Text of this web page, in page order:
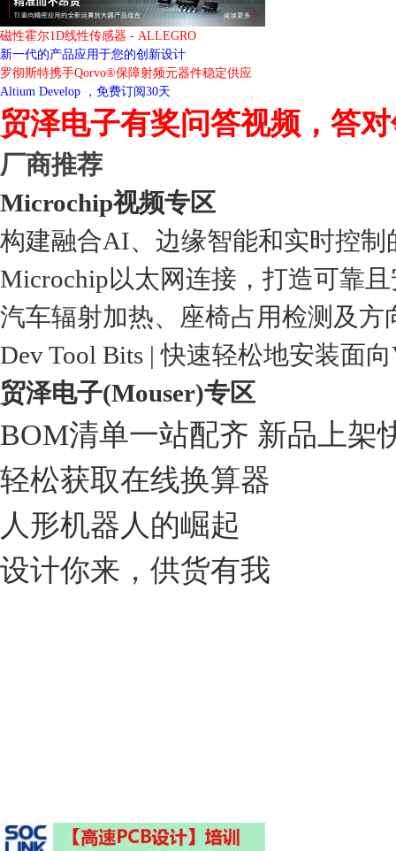
磁性霍尔1D线性传感器 - ALLEGRO
新一代的产品应用于您的创新设计
罗彻斯特携手Qorvo®保障射频元器件稳定供应
Altium Develop ，免费订阅30天
贸泽电子有奖问答视频，答
厂商推荐
Microchip视频专区
构建融合AI、边缘智能和实时控制
Microchip以太网连接，打造可靠
汽车辐射加热、座椅占用检测及
Dev Tool Bits | 快速轻松地安装面
贸泽电子(Mouser)专区
BOM清单一站配齐 新品上架
轻松获取在线换算器
人形机器人的崛起
设计你来，供货有我